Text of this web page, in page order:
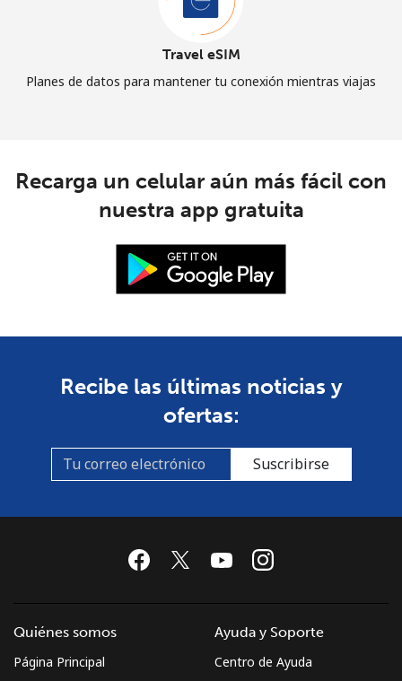
Travel eSIM
Planes de datos para mantener tu conexión mientras viajas
Recarga un celular aún más fácil con
nuestra app gratuita
Recibe las últimas noticias y
ofertas:
Suscribirse
Quiénes somos
Página Principal
Ayuda y Soporte
Centro de Ayuda